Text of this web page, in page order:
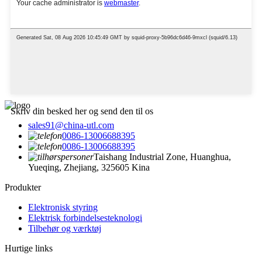
Skriv din besked her og send den til os
sales91@china-utl.com
0086-13006688395
0086-13006688395
Taishang Industrial Zone, Huanghua,
Yueqing, Zhejiang, 325605 Kina
Produkter
Elektronisk styring
Elektrisk forbindelsesteknologi
Tilbehør og værktøj
Hurtige links